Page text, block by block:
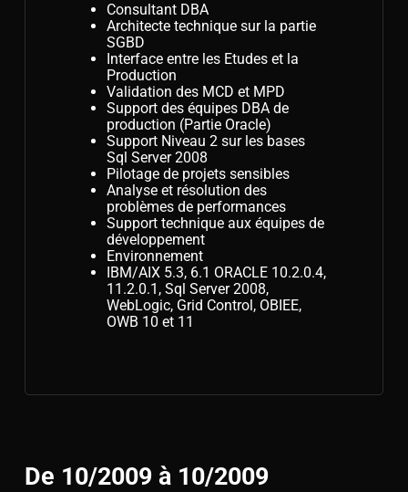
Consultant DBA
Architecte technique sur la partie
SGBD
Interface entre les Etudes et la
Production
Validation des MCD et MPD
Support des équipes DBA de
production (Partie Oracle)
Support Niveau 2 sur les bases
Sql Server 2008
Pilotage de projets sensibles
Analyse et résolution des
problèmes de performances
Support technique aux équipes de
développement
Environnement
IBM/AIX 5.3, 6.1 ORACLE 10.2.0.4,
11.2.0.1, Sql Server 2008,
WebLogic, Grid Control, OBIEE,
OWB 10 et 11
De 10/2009 à 10/2009